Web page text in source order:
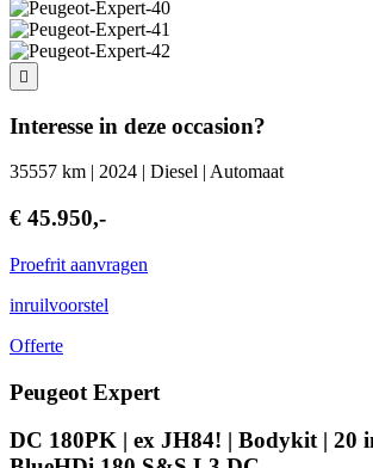
Interesse in deze occasion?
35557 km | 2024 | Diesel | Automaat
€ 45.950,-
Proefrit aanvragen
inruilvoorstel
Offerte
Peugeot Expert
DC 180PK | ex JH84! | Bodykit | 20